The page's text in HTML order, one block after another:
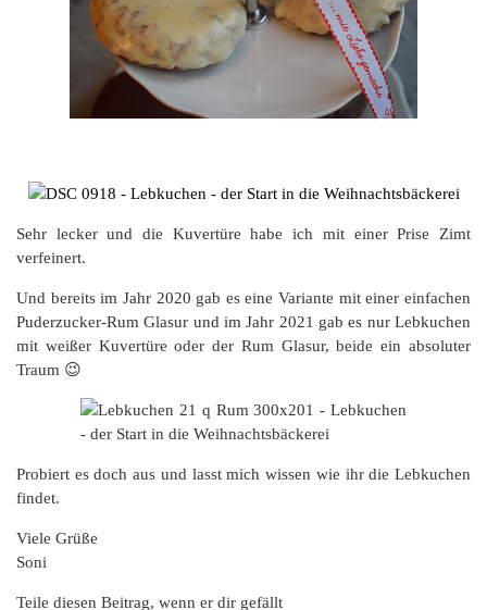
Sehr lecker und die Kuvertüre habe ich mit einer Prise Zimt
verfeinert.
Und bereits im Jahr 2020 gab es eine Variante mit einer einfachen
Puderzucker-Rum Glasur und im Jahr 2021 gab es nur Lebkuchen
mit weißer Kuvertüre oder der Rum Glasur, beide ein absoluter
Traum 😉
Probiert es doch aus und lasst mich wissen wie ihr die Lebkuchen
findet.
Viele Grüße
Soni
Teile diesen Beitrag, wenn er dir gefällt